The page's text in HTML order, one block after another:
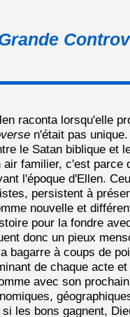
raconta lorsqu'elle
n'était pas
le Satan biblique et
air familier, c'est parce
l'époque d'Ellen.
persistent à
nouvelle et
pour la fondre
donc un pieux
bagarre à coups de
de chaque acte
avec son
les bons gagnent,